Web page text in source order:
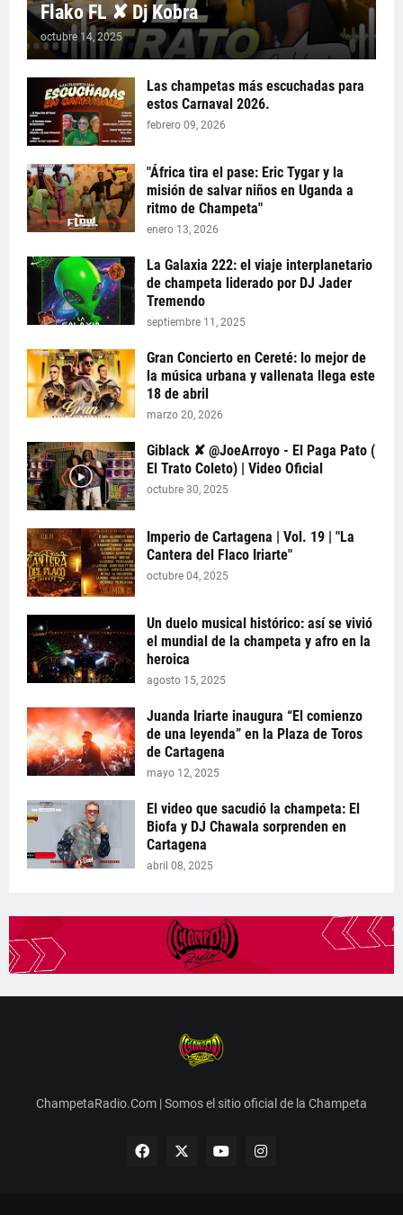
Flako FL ✘ Dj Kobra
octubre 14, 2025
Las champetas más escuchadas para
estos Carnaval 2026.
febrero 09, 2026
"África tira el pase: Eric Tygar y la
misión de salvar niños en Uganda a
ritmo de Champeta"
enero 13, 2026
La Galaxia 222: el viaje interplanetario
de champeta liderado por DJ Jader
Tremendo
septiembre 11, 2025
Gran Concierto en Cereté: lo mejor de
la música urbana y vallenata llega este
18 de abril
marzo 20, 2026
Giblack ✘ @JoeArroyo - El Paga Pato (
El Trato Coleto) | Video Oficial
octubre 30, 2025
Imperio de Cartagena | Vol. 19 | "La
Cantera del Flaco Iriarte"
octubre 04, 2025
Un duelo musical histórico: así se vivió
el mundial de la champeta y afro en la
heroica
agosto 15, 2025
Juanda Iriarte inaugura “El comienzo
de una leyenda” en la Plaza de Toros
de Cartagena
mayo 12, 2025
El video que sacudió la champeta: El
Biofa y DJ Chawala sorprenden en
Cartagena
abril 08, 2025
ChampetaRadio.Com | Somos el sitio oficial de la Champeta